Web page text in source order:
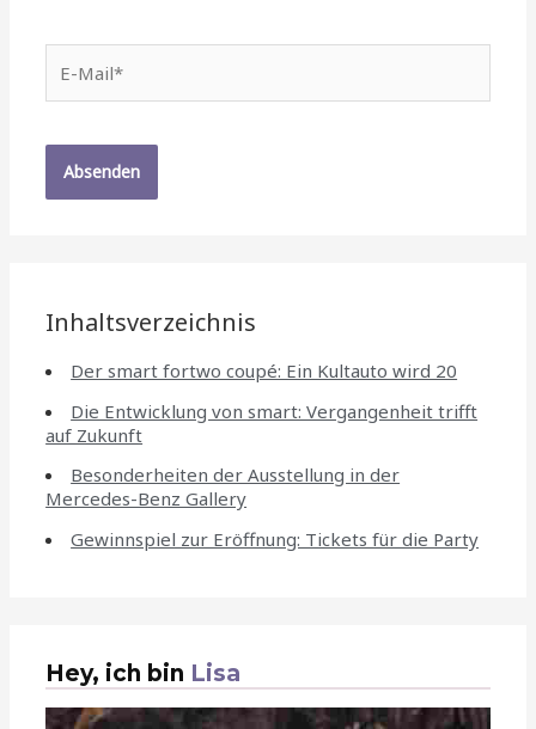
Mail*
Inhaltsverzeichnis
Der smart fortwo coupé: Ein Kultauto wird 20
Die Entwicklung von smart: Vergangenheit trifft
auf Zukunft
Besonderheiten der Ausstellung in der
Mercedes-Benz Gallery
Gewinnspiel zur Eröffnung: Tickets für die Party
Hey, ich bin Lisa